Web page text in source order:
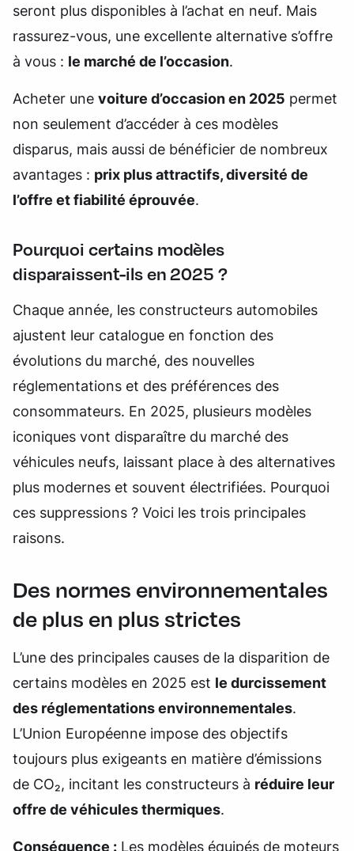
seront plus disponibles à l’achat en neuf. Mais
rassurez-vous, une excellente alternative s’offre
à vous : le marché de l’occasion.
Acheter une voiture d’occasion en 2025 permet
non seulement d’accéder à ces modèles
disparus, mais aussi de bénéficier de nombreux
avantages : prix plus attractifs, diversité de
l’offre et fiabilité éprouvée.
Pourquoi certains modèles
disparaissent-ils en 2025 ?
Chaque année, les constructeurs automobiles
ajustent leur catalogue en fonction des
évolutions du marché, des nouvelles
réglementations et des préférences des
consommateurs. En 2025, plusieurs modèles
iconiques vont disparaître du marché des
véhicules neufs, laissant place à des alternatives
plus modernes et souvent électrifiées. Pourquoi
ces suppressions ? Voici les trois principales
raisons.
Des normes environnementales
de plus en plus strictes
L’une des principales causes de la disparition de
certains modèles en 2025 est le durcissement
des réglementations environnementales.
L’Union Européenne impose des objectifs
toujours plus exigeants en matière d’émissions
de CO₂, incitant les constructeurs à réduire leur
offre de véhicules thermiques.
Conséquence : Les modèles équipés de moteurs